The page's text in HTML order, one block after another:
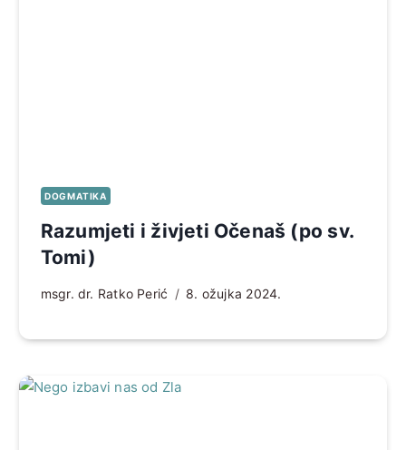
DOGMATIKA
Razumjeti i živjeti Očenaš (po sv.
Tomi)
msgr. dr. Ratko Perić 8. ožujka 2024.